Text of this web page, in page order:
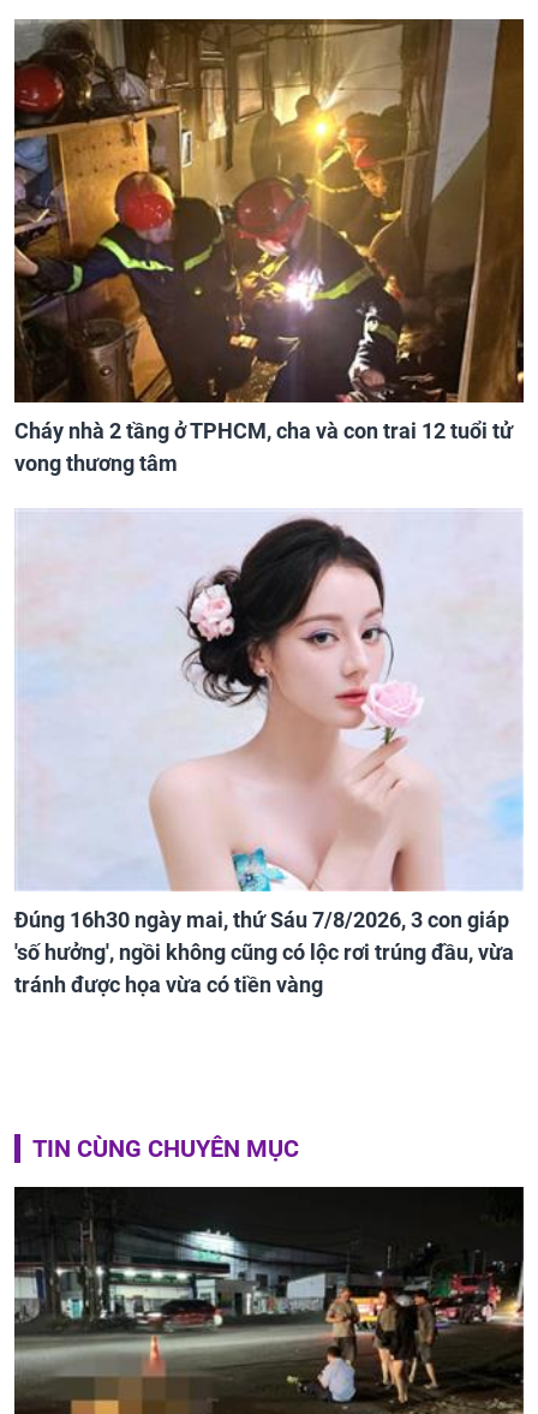
Cháy nhà 2 tầng ở TPHCM, cha và con trai 12 tuổi tử
vong thương tâm
Đúng 16h30 ngày mai, thứ Sáu 7/8/2026, 3 con giáp
'số hưởng', ngồi không cũng có lộc rơi trúng đầu, vừa
tránh được họa vừa có tiền vàng
TIN CÙNG CHUYÊN MỤC